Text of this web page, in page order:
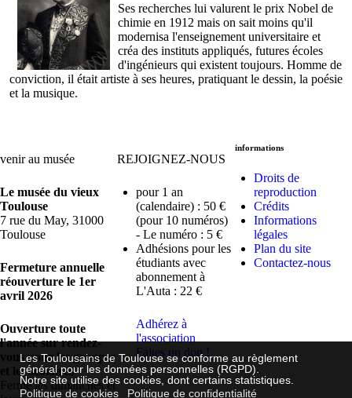
Les Toulousains de Toulouse se conforme au règlement
général pour les données personnelles (RGPD).
Notre site utilise des cookies, dont certains statistiques.
Politique de cookies
Politique de confidentialité
Ses recherches lui valurent le prix Nobel de
chimie en 1912 mais on sait moins qu'il
modernisa l'enseignement universitaire et
créa des instituts appliqués, futures écoles
d'ingénieurs qui existent toujours. Homme de
conviction, il était artiste à ses heures, pratiquant le dessin, la poésie
et la musique.
venir au musée
Le musée du vieux
Toulouse
7 rue du May, 31000
Toulouse
Fermeture annuelle
réouverture le 1er
avril 2026
Ouverture toute
l'année sur rendez-
vous pour les groupes
et les scolaires
Fermé les dimanches et
REJOIGNEZ-NOUS
pour 1 an
(calendaire) : 50 €
(pour 10 numéros)
- Le numéro : 5 €
Adhésions pour les
étudiants avec
abonnement à
L'Auta : 22 €
Adhérez à
l'association
Faites un don !
informations
Droits de
reproduction
Crédits
Informations
légales
Plan du site
Contactez-nous